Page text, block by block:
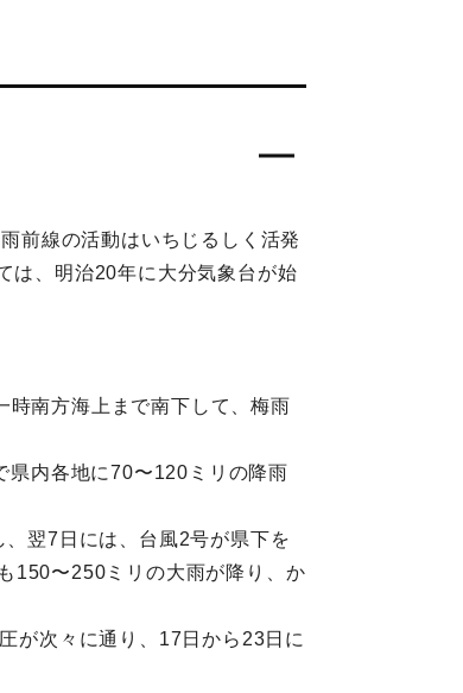
前線の活動はいちじるしく活発
は、明治20年に大分気象台が始
時南方海上まで南下して、梅雨
県内各地に70〜120ミリの降雨
翌7日には、台風2号が県下を
150〜250ミリの大雨が降り、か
が次々に通り、17日から23日に